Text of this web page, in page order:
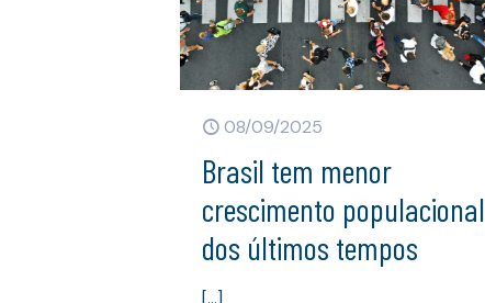
08/09/2025
Brasil tem menor
crescimento populacional
dos últimos tempos
[…]